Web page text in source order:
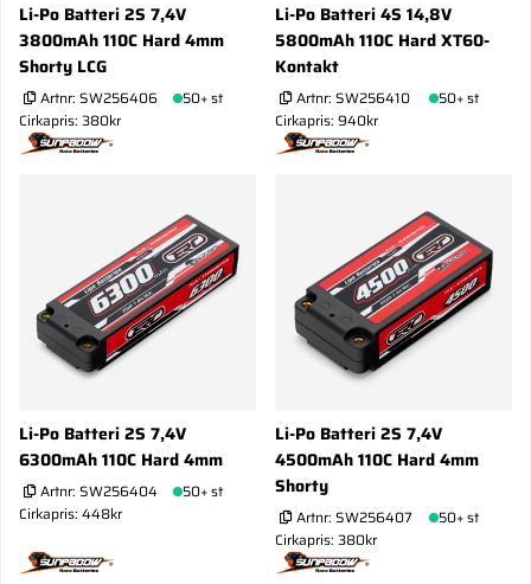
Li-Po Batteri 2S 7,4V
3800mAh 110C Hard 4mm
Shorty LCG
Artnr: SW256406
50+ st
Cirkapris: 380kr
Li-Po Batteri 4S 14,8V
5800mAh 110C Hard XT60-
Kontakt
Artnr: SW256410
50+ st
Cirkapris: 940kr
Li-Po Batteri 2S 7,4V
6300mAh 110C Hard 4mm
Artnr: SW256404
50+ st
Cirkapris: 448kr
Li-Po Batteri 2S 7,4V
4500mAh 110C Hard 4mm
Shorty
Artnr: SW256407
50+ st
Cirkapris: 380kr